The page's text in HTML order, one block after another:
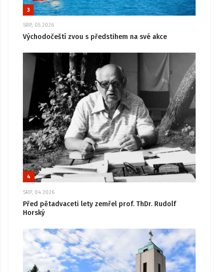
3
SRP, 05 2026
Východočeští zvou s předstihem na své akce
4
SRP, 04 2026
Před pětadvaceti lety zemřel prof. ThDr. Rudolf
Horský